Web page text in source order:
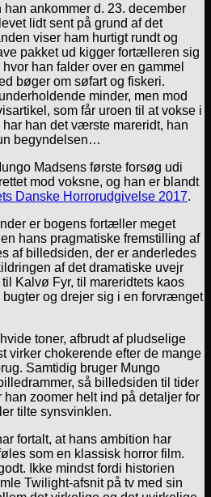
ankommer d. 23. december
lidt sent på grund af det
viser ham hurtigt rundt og
pakket ud kigger fortælleren sig
han falder over en gammel
bøger om søfart og fiskeri.
minder, men mod
som får uroen til at vokse i
han det værste mareridt, han
begyndelsen…
Madsens første forsøg udi
mod voksne, og han er blandt
Danske Horrorudgivelse 2017.
er bogens fortæller meget
hans pragmatiske fremstilling af
af billedsiden, der er anderledes
af det dramatiske uvejr
Kalvø Fyr, til mareridtets kaos
og drejer sig i en forvrænget
toner, afbrudt af pludselige
virker chokerende efter de mange
Samtidig bruger Mungo
så billedsiden til tider
zoomer helt ind på detaljer for
tilte synsvinklen.
fortalt, at hans ambition har
som en klassisk horror film.
Ikke mindst fordi historien
Twilight-afsnit på tv med sin